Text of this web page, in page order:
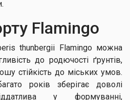
Flamingo
thunbergii Flamingo можна
до родючості ґрунтів,
стійкість до міських умов.
років зберігає доволі
у формуванні,